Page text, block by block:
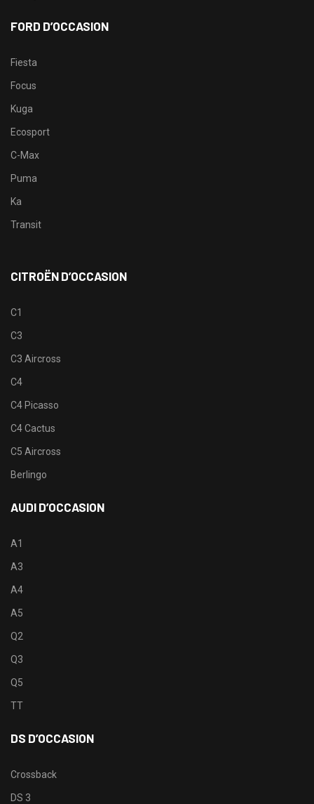
FORD D’OCCASION
Fiesta
Focus
Kuga
Ecosport
C-Max
Puma
Ka
Transit
CITROËN D’OCCASION
C1
C3
C3 Aircross
C4
C4 Picasso
C4 Cactus
C5 Aircross
Berlingo
AUDI D’OCCASION
A1
A3
A4
A5
Q2
Q3
Q5
TT
DS D’OCCASION
Crossback
DS 3